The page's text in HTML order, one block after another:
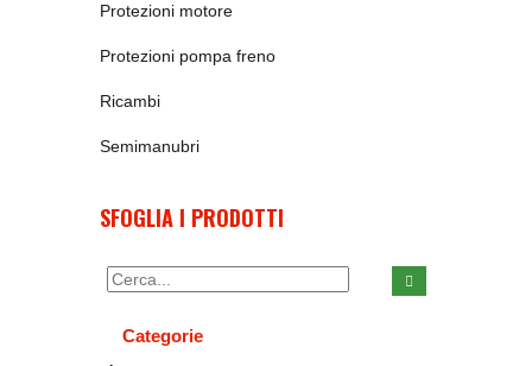
Protezioni motore
Protezioni pompa freno
Ricambi
Semimanubri
SFOGLIA I PRODOTTI
Categorie